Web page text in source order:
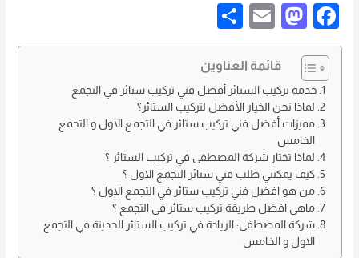
F
a
c
e
b
o
o
k
M
a
st
o
d
o
n
E
m
ail
h
ar
e
قائمة العناوين
خدمة تركيب الستائر أفضل فني تركيب ستائر في التجمع
لماذا نحن الخيار الأفضل لتركيب الستائر؟
مميزات أفضل فني تركيب ستائر في التجمع الاول و التجمع
الخامس
لماذا تختار شركة المصطفى في تركيب الستائر ؟
كيف يمكنني طلب فني ستائر التجمع الاول ؟
من هو افضل فني تركيب ستائر في التجمع الاول ؟
ماهي افضل طريقة تركيب ستائر في التجمع ؟
شركة المصطفى: الريادة في تركيب الستائر الحديثة في التجمع
الاول و الخامس